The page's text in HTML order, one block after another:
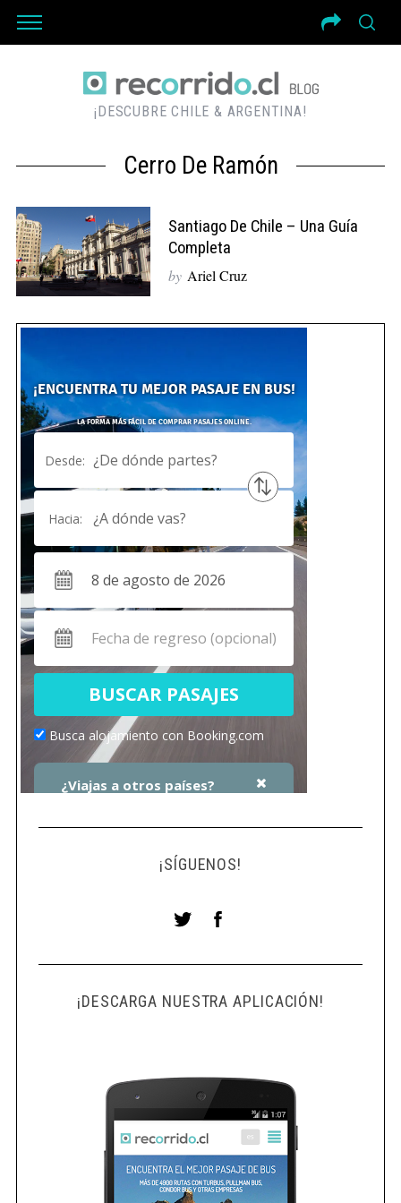
¡DESCUBRE CHILE & ARGENTINA!
Cerro De Ramón
Santiago De Chile – Una Guía
Completa
by Ariel Cruz
¡SÍGUENOS!
¡DESCARGA NUESTRA APLICACIÓN!